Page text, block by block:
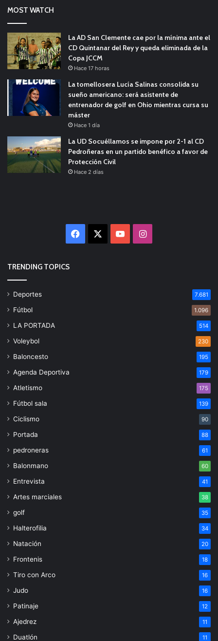
MOST WATCH
La AD San Clemente cae por la mínima ante el
CD Quintanar del Rey y queda eliminada de la
Copa JCCM
Hace 17 horas
La tomellosera Lucía Salinas consolida su
sueño americano: será asistente de
entrenador de golf en Ohio mientras cursa su
máster
Hace 1 día
La UD Socuéllamos se impone por 2-1 al CD
Pedroñeras en un partido benéfico a favor de
Protección Civil
Hace 2 días
Facebook YouTubeInstagram
TRENDING TOPICS
Deportes 7.681
Fútbol 1.096
LA PORTADA 514
Voleybol 230
Baloncesto 195
Agenda Deportiva 179
Atletismo 175
Fútbol sala 139
Ciclismo 90
Portada 88
pedroneras 61
Balonmano 60
Entrevista 41
Artes marciales 38
golf 35
Halterofilia 34
Natación 20
Frontenis 18
Tiro con Arco 16
Judo 16
Patinaje 12
Ajedrez 11
Duatlón 11